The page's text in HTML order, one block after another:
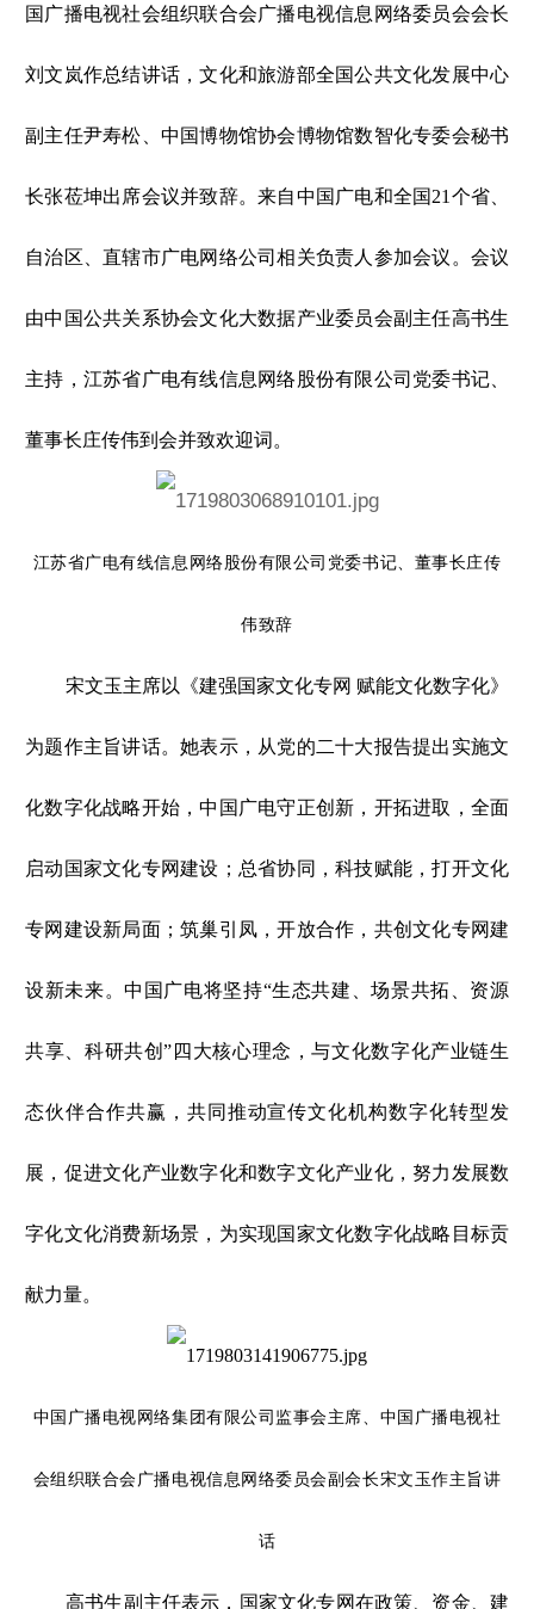
国广播电视社会组织联合会广播电视信息网络委员会会长
刘文岚作总结讲话，文化和旅游部全国公共文化发展中心
副主任尹寿松、中国博物馆协会博物馆数智化专委会秘书
长张莅坤出席会议并致辞。来自中国广电和全国21个省、
自治区、直辖市广电网络公司相关负责人参加会议。会议
由中国公共关系协会文化大数据产业委员会副主任高书生
主持，江苏省广电有线信息网络股份有限公司党委书记、
董事长庄传伟到会并致欢迎词。
江苏省广电有线信息网络股份有限公司党委书记、董事长庄传
伟致辞
宋文玉主席以《建强国家文化专网 赋能文化数字化》
为题作主旨讲话。她表示，从党的二十大报告提出实施文
化数字化战略开始，中国广电守正创新，开拓进取，全面
启动国家文化专网建设；总省协同，科技赋能，打开文化
专网建设新局面；筑巢引凤，开放合作，共创文化专网建
设新未来。中国广电将坚持“生态共建、场景共拓、资源
共享、科研共创”四大核心理念，与文化数字化产业链生
态伙伴合作共赢，共同推动宣传文化机构数字化转型发
展，促进文化产业数字化和数字文化产业化，努力发展数
字化文化消费新场景，为实现国家文化数字化战略目标贡
献力量。
中国广播电视网络集团有限公司监事会主席、中国广播电视社
会组织联合会广播电视信息网络委员会副会长宋文玉作主旨讲
话
高书生副主任表示，国家文化专网在政策、资金、建